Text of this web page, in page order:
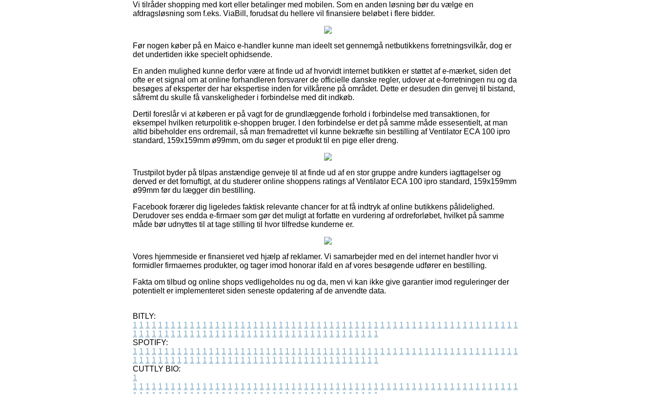
Vi tilråder shopping med kort eller betalinger med mobilen. Som en anden løsning bør du vælge en
afdragsløsning som f.eks. ViaBill, forudsat du hellere vil finansiere beløbet i flere bidder.
Før nogen køber på en Maico e-handler kunne man ideelt set gennemgå netbutikkens forretningsvilkår, dog er
det undertiden ikke specielt ophidsende.
En anden mulighed kunne derfor være at finde ud af hvorvidt internet butikken er støttet af e-mærket, siden det
ofte er et signal om at online forhandleren forsvarer de officielle danske regler, udover at e-forretningen nu og da
besøges af eksperter der har ekspertise inden for vilkårene på området. Dette er desuden din genvej til bistand,
såfremt du skulle få vanskeligheder i forbindelse med dit indkøb.
Dertil foreslår vi at køberen er på vagt for de grundlæggende forhold i forbindelse med transaktionen, for
eksempel hvilken returpolitik e-shoppen bruger. I den forbindelse er det på samme måde essesentielt, at man
altid bibeholder ens ordremail, så man fremadrettet vil kunne bekræfte sin bestilling af Ventilator ECA 100 ipro
standard, 159x159mm ø99mm, om du søger et produkt til en pige eller dreng.
Trustpilot byder på tilpas anstændige genveje til at finde ud af en stor gruppe andre kunders iagttagelser og
derved er det fornuftigt, at du studerer online shoppens ratings af Ventilator ECA 100 ipro standard, 159x159mm
ø99mm før du lægger din bestilling.
Facebook forærer dig ligeledes faktisk relevante chancer for at få indtryk af online butikkens pålidelighed.
Derudover ses endda e-firmaer som gør det muligt at forfatte en vurdering af ordreforløbet, hvilket på samme
måde bør udnyttes til at tage stilling til hvor tilfredse kunderne er.
Vores hjemmeside er finansieret ved hjælp af reklamer. Vi samarbejder med en del internet handler hvor vi
formidler firmaernes produkter, og tager imod honorar ifald en af vores besøgende udfører en bestilling.
Fakta om tilbud og online shops vedligeholdes nu og da, men vi kan ikke give garantier imod reguleringer der
potentielt er implementeret siden seneste opdatering af de anvendte data.
BITLY:
1 1 1 1 1 1 1 1 1 1 1 1 1 1 1 1 1 1 1 1 1 1 1 1 1 1 1 1 1 1 1 1 1 1 1 1 1 1 1 1 1 1 1 1 1 1 1 1 1 1 1 1 1 1 1 1 1 1 1 1 1
1 1 1 1 1 1 1 1 1 1 1 1 1 1 1 1 1 1 1 1 1 1 1 1 1 1 1 1 1 1 1 1 1 1 1 1 1 1 1
SPOTIFY:
1 1 1 1 1 1 1 1 1 1 1 1 1 1 1 1 1 1 1 1 1 1 1 1 1 1 1 1 1 1 1 1 1 1 1 1 1 1 1 1 1 1 1 1 1 1 1 1 1 1 1 1 1 1 1 1 1 1 1 1 1
1 1 1 1 1 1 1 1 1 1 1 1 1 1 1 1 1 1 1 1 1 1 1 1 1 1 1 1 1 1 1 1 1 1 1 1 1 1 1
CUTTLY BIO:
1
1 1 1 1 1 1 1 1 1 1 1 1 1 1 1 1 1 1 1 1 1 1 1 1 1 1 1 1 1 1 1 1 1 1 1 1 1 1 1 1 1 1 1 1 1 1 1 1 1 1 1 1 1 1 1 1 1 1 1 1 1